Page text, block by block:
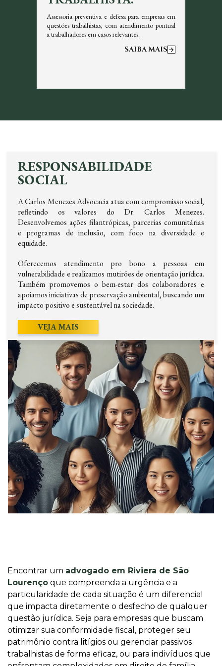
Assessoria preventiva e defesa para empresas em
questões trabalhistas, com atendimento pontual
a trabalhadores em casos relevantes.
SAIBA MAIS
RESPONSABILIDADE
SOCIAL
A Carlos Menezes Advocacia atua com compromisso social,
refletindo os valores do Dr. Carlos Menezes.
Desenvolvemos ações filantrópicas, parcerias comunitárias
e programas de inclusão, com foco na diversidade e
equidade.
Oferecemos atendimento pro bono a pessoas em
vulnerabilidade e realizamos mutirões de orientação jurídica.
Também promovemos o bem-estar dos colaboradores e
apoiamos iniciativas de preservação ambiental, buscando um
impacto positivo e sustentável na sociedade.
VEJA MAIS
Encontrar um advogado em Riviera de São
Lourenço que compreenda a urgência e a
particularidade de cada situação é um diferencial
que impacta diretamente o desfecho de qualquer
questão jurídica. Seja para empresas que buscam
otimizar sua conformidade fiscal, proteger seu
patrimônio contra litígios ou gerenciar passivos
trabalhistas de forma eficaz, ou para indivíduos que